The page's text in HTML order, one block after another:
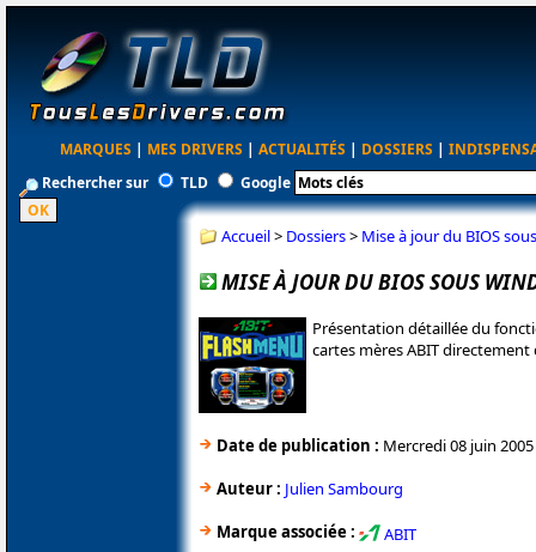
MARQUES | MES DRIVERS | ACTUALITÉS | DOSSIERS |
Rechercher sur
TLD Google
Accueil> Dossiers> Mise à jour du BIOS
MISE À JOUR DU BIOS SOUS
Présentation détaillée du
cartes mères ABIT
Date de publication : Mercredi 08 juin 2005
Auteur : Julien Sambourg
Marque associée :
ABIT